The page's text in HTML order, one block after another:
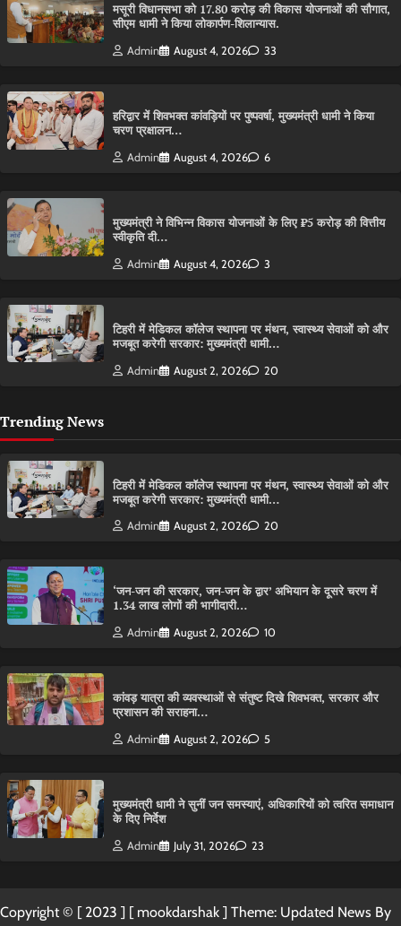
मसूरी विधानसभा को 17.80 करोड़ की विकास योजनाओं की सौगात,
सीएम धामी ने किया लोकार्पण-शिलान्यास.
Admin August 4, 2026 33
हरिद्वार में शिवभक्त कांवड़ियों पर पुष्पवर्षा, मुख्यमंत्री धामी ने किया
चरण प्रक्षालन…
Admin August 4, 2026 6
मुख्यमंत्री ने विभिन्न विकास योजनाओं के लिए ₹5 करोड़ की वित्तीय
स्वीकृति दी…
Admin August 4, 2026 3
टिहरी में मेडिकल कॉलेज स्थापना पर मंथन, स्वास्थ्य सेवाओं को और
मजबूत करेगी सरकार: मुख्यमंत्री धामी…
Admin August 2, 2026 20
Trending News
टिहरी में मेडिकल कॉलेज स्थापना पर मंथन, स्वास्थ्य सेवाओं को और
मजबूत करेगी सरकार: मुख्यमंत्री धामी…
Admin August 2, 2026 20
‘जन-जन की सरकार, जन-जन के द्वार’ अभियान के दूसरे चरण में
1.34 लाख लोगों की भागीदारी…
Admin August 2, 2026 10
कांवड़ यात्रा की व्यवस्थाओं से संतुष्ट दिखे शिवभक्त, सरकार और
प्रशासन की सराहना…
Admin August 2, 2026 5
मुख्यमंत्री धामी ने सुनीं जन समस्याएं, अधिकारियों को त्वरित समाधान
के दिए निर्देश
Admin July 31, 2026 23
Copyright © [ 2023 ] [ mookdarshak ] Theme: Updated News By